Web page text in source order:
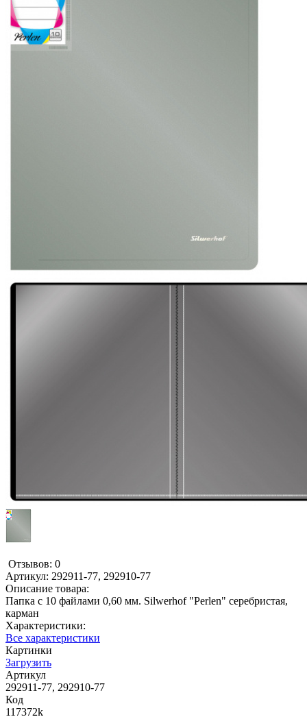
Отзывов: 0
Артикул: 292911-77, 292910-77
Описание товара:
Папка с 10 файлами 0,60 мм. Silwerhof "Perlen" серебристая,
карман
Характеристики:
Все характеристики
Картинки
Загрузить
Артикул
292911-77, 292910-77
Код
117372k